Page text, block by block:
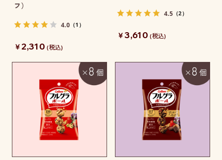
フ）
4.0 （1）
￥2,310 (税込)
4.5 （2）
￥3,610 (税込)